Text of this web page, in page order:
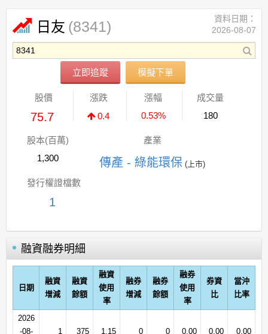
日友 (8341)
立即追蹤 模擬下單
資料日期：
2026-08-07
股價
75.7
漲跌
0.4
漲幅
0.53%
成交量
180
股本(百萬)
1,300
產業
傳產 - 綠能環保 (上市)
發行權證檔數
1
融資融券明細
日期
融資
增減
融資
餘額
融資
使用
率
融券
增減
融券
餘額
融券
使用
率
券資
比
當沖
比率
2026
-08-
1 375 1.15 0 0 0.00 0.00 0.00